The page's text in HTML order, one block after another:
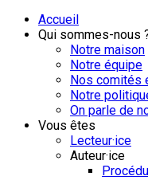
Accueil
Qui sommes-nous
Notre maison
Notre équipe
Nos comités
Notre
On parle de
Vous êtes
Lecteur·ice
Auteur·ice